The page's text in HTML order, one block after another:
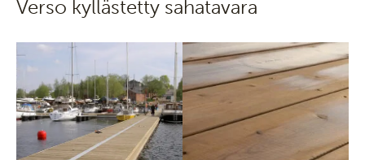
Verso kyllästetty sahatavara